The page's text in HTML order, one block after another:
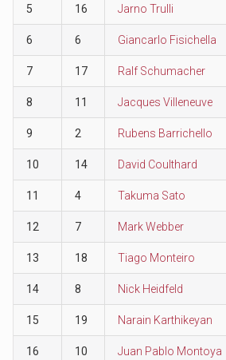
5 16 Jarno Trulli
6 6 Giancarlo Fisichella
7 17 Ralf Schumacher
8 11 Jacques Villeneuve
9 2 Rubens Barrichello
10 14 David Coulthard
11 4 Takuma Sato
12 7 Mark Webber
13 18 Tiago Monteiro
14 8 Nick Heidfeld
15 19 Narain Karthikeyan
16 10 Juan Pablo Montoya